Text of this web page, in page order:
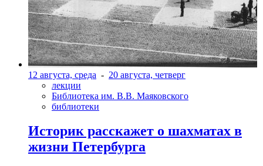
12 августа, среда - 20 августа, четверг
лекции
Библиотека им. В.В. Маяковского
библиотеки
Историк расскажет о шахматах в
жизни Петербурга